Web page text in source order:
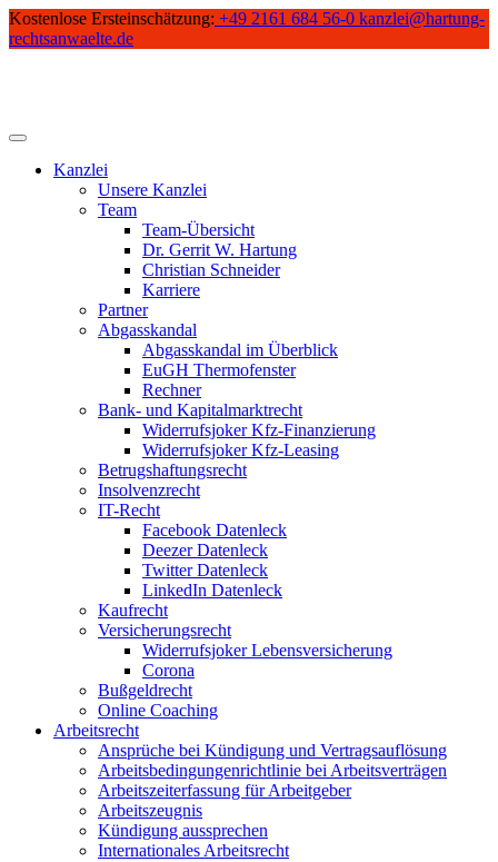
Skip
to
Kostenlose Ersteinschätzung: +49 2161 684 56-0 kanzlei@hartung-
rechtsanwaelte.de
Kanzlei
Unsere Kanzlei
Team
Team-Übersicht
Dr. Gerrit W. Hartung
Christian Schneider
Karriere
Partner
Abgasskandal
Abgasskandal im Überblick
EuGH Thermofenster
Rechner
Bank- und Kapitalmarktrecht
Widerrufsjoker Kfz-Finanzierung
Widerrufsjoker Kfz-Leasing
Betrugshaftungsrecht
Insolvenzrecht
IT-Recht
Facebook Datenleck
Deezer Datenleck
Twitter Datenleck
LinkedIn Datenleck
Kaufrecht
Versicherungsrecht
Widerrufsjoker Lebensversicherung
Corona
Bußgeldrecht
Online Coaching
Arbeitsrecht
Ansprüche bei Kündigung und Vertragsauflösung
Arbeitsbedingungenrichtlinie bei Arbeitsverträgen
Arbeitszeiterfassung für Arbeitgeber
Arbeitszeugnis
Kündigung aussprechen
Internationales Arbeitsrecht